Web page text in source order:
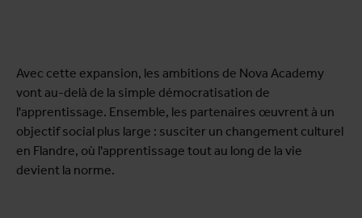
Avec cette expansion, les ambitions de Nova Academy
vont au-delà de la simple démocratisation de
l'apprentissage. Ensemble, les partenaires œuvrent à un
objectif social plus large : susciter un changement culturel
en Flandre, où l'apprentissage tout au long de la vie
devient la norme.